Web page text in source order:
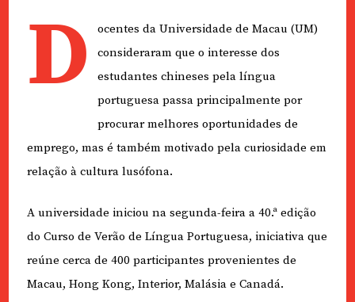
D
ocentes da Universidade de Macau (UM)
consideraram que o interesse dos
estudantes chineses pela língua
portuguesa passa principalmente por
procurar melhores oportunidades de
emprego, mas é também motivado pela curiosidade em
relação à cultura lusófona.
A universidade iniciou na segunda-feira a 40.ª edição
do Curso de Verão de Língua Portuguesa, iniciativa que
reúne cerca de 400 participantes provenientes de
Macau, Hong Kong, Interior, Malásia e Canadá.